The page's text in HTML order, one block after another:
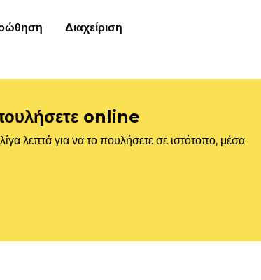
Διαχείριση
online
λεπτά για να το πουλήσετε σε ιστότοπο, μέσα